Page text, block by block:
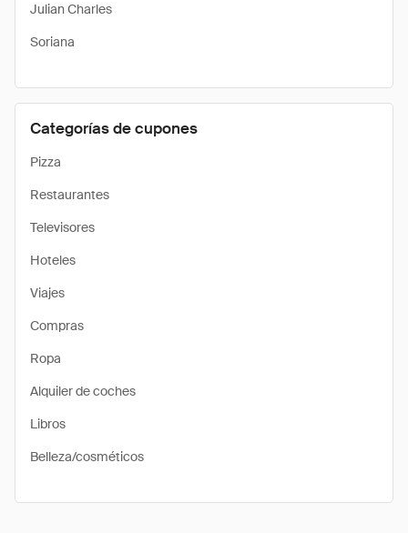
Julian Charles
Soriana
Categorías de cupones
Pizza
Restaurantes
Televisores
Hoteles
Viajes
Compras
Ropa
Alquiler de coches
Libros
Belleza/cosméticos